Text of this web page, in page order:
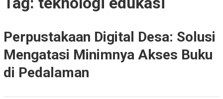
Perpustakaan Digital Desa: Solusi
Mengatasi Minimnya Akses Buku
di Pedalaman